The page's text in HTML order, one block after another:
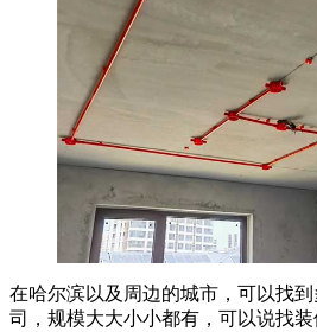
在哈尔滨以及周边的城市，可以找
司，规模大大小小都有，可以说找